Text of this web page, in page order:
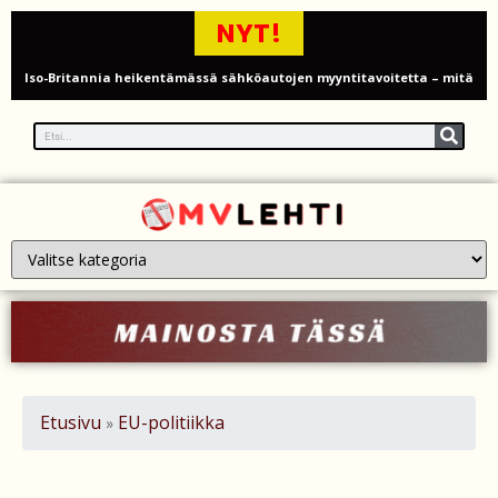
NYT!
Iso-Britannia heikentämässä sähköautojen myyntitavoitetta – mitä
12 kuollut laskuvarjohyppykoneen onnettomuudessa Missourissa –
mitä tiedetään traagisesta turmasta
Öljyn hinta sukelsi – Pakistanin välittämä USA–Iran-sopimus avaa
törkyrunosta – kunnianloukkaus tutkintaan
tulitaukosopu vaakalaudalla
Etusivu » EU-politiikka